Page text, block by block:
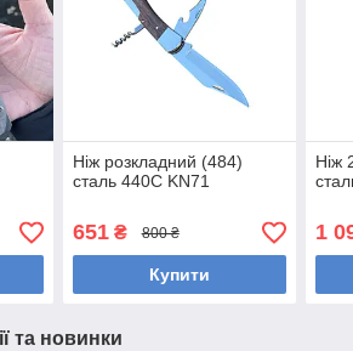
Ніж розкладний (484)
сталь 440С KN71
651₴ 800 ₴
Купити
Ніж
1
та новинки